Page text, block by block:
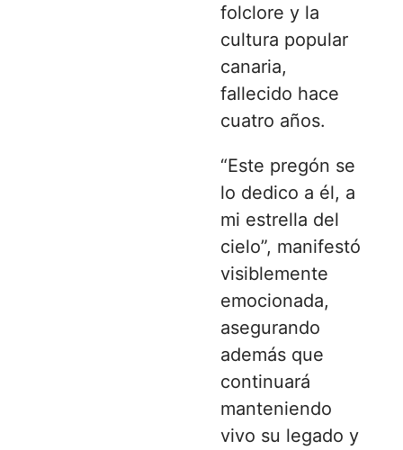
folclore y la
cultura popular
canaria,
fallecido hace
cuatro años.
“Este pregón se
lo dedico a él, a
mi estrella del
cielo”, manifestó
visiblemente
emocionada,
asegurando
además que
continuará
manteniendo
vivo su legado y